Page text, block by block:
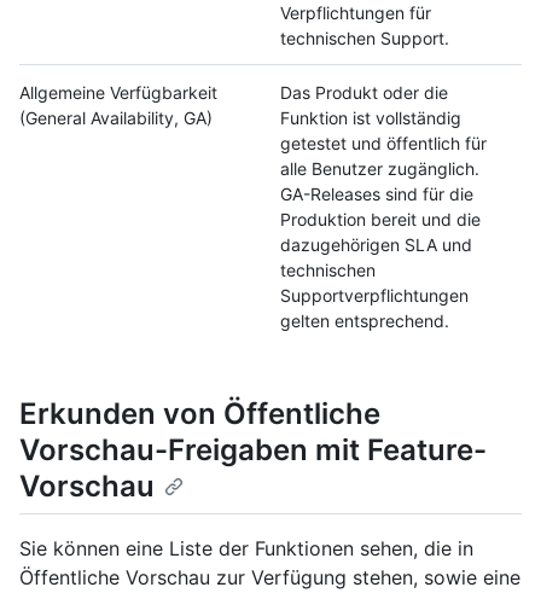
Verpflichtungen für
technischen Support.
Allgemeine Verfügbarkeit
(General Availability, GA)
Das Produkt oder die
Funktion ist vollständig
getestet und öffentlich für
alle Benutzer zugänglich.
GA-Releases sind für die
Produktion bereit und die
dazugehörigen SLA und
technischen
Supportverpflichtungen
gelten entsprechend.
Erkunden von Öffentliche
Vorschau-Freigaben mit Feature-
Vorschau
Sie können eine Liste der Funktionen sehen, die in
Öffentliche Vorschau zur Verfügung stehen, sowie eine